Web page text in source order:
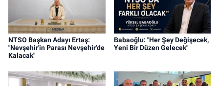
NTSO Başkan Adayı Ertaş:
"Nevşehir'in Parası Nevşehir'de
Kalacak"
Babaoğlu: "Her Şey Değişecek,
Yeni Bir Düzen Gelecek"